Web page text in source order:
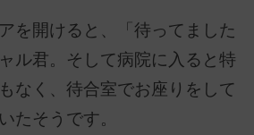
を開けると、「待ってました
ル君。そして病院に入ると特
なく、待合室でお座りをして
たそうです。